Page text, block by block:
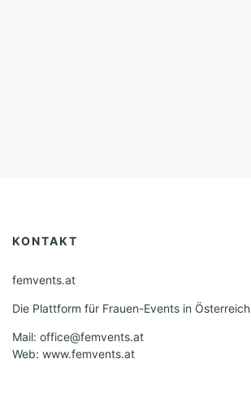
KONTAKT
femvents.at
Die Plattform für Frauen-Events in Österreich
Mail: office@femvents.at
Web: www.femvents.at